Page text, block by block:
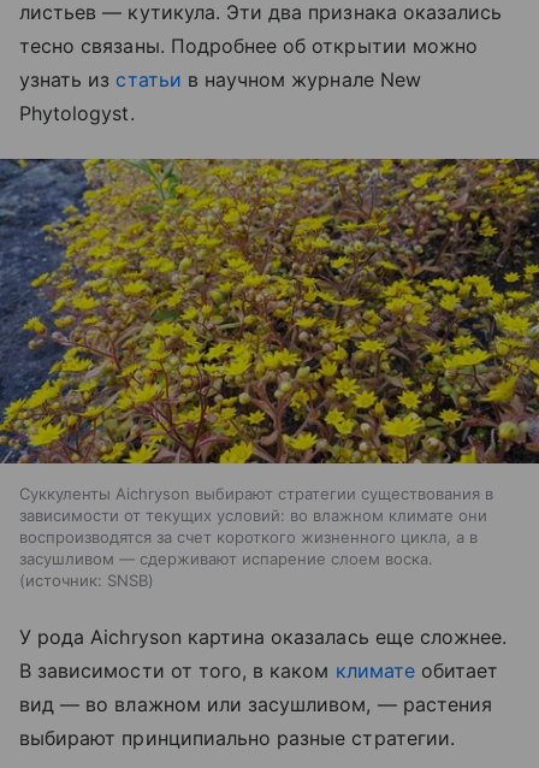
листьев — кутикула. Эти два признака оказались
тесно связаны. Подробнее об открытии можно
узнать из статьи в научном журнале New
Phytologyst.
Суккуленты Aichryson выбирают стратегии существования в
зависимости от текущих условий: во влажном климате они
воспроизводятся за счет короткого жизненного цикла, а в
засушливом — сдерживают испарение слоем воска.
источник: SNSB
У рода Aichryson картина оказалась еще сложнее.
В зависимости от того, в каком климатеобитает
вид — во влажном или засушливом, — растения
выбирают принципиально разные стратегии.